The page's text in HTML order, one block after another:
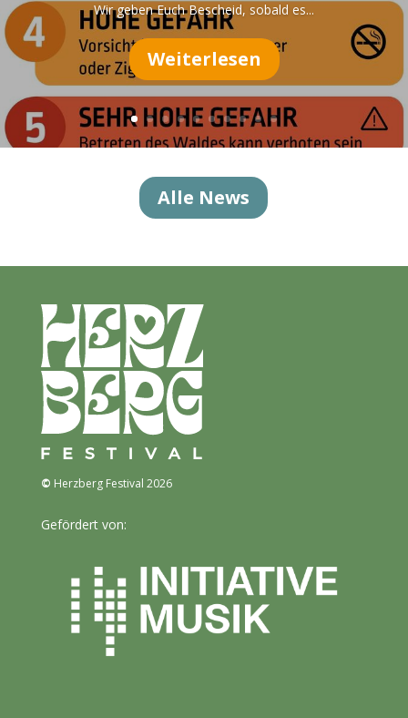
Wir geben Euch Bescheid, sobald es...
Weiterlesen
Alle News
© Herzberg Festival 2026
Gefördert von: